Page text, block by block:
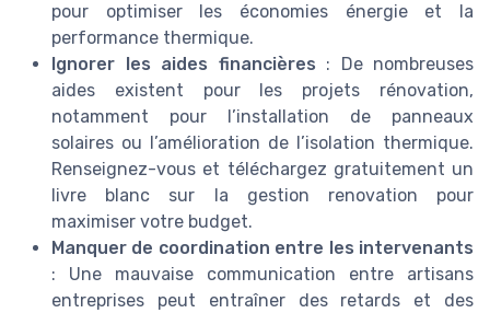
pour optimiser les économies énergie et la
performance thermique.
Ignorer les aides financières : De nombreuses
aides existent pour les projets rénovation,
notamment pour l’installation de panneaux
solaires ou l’amélioration de l’isolation thermique.
Renseignez-vous et téléchargez gratuitement un
livre blanc sur la gestion renovation pour
maximiser votre budget.
Manquer de coordination entre les intervenants
: Une mauvaise communication entre artisans
entreprises peut entraîner des retards et des